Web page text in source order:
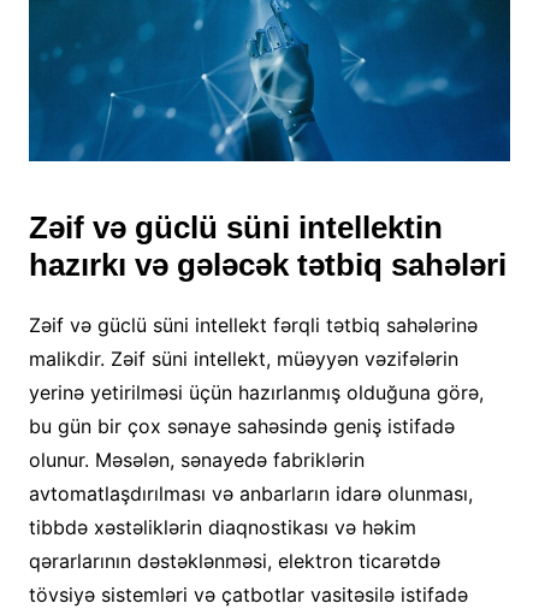
Zəif və güclü süni intellektin
hazırkı və gələcək tətbiq sahələri
Zəif və güclü süni intellekt fərqli tətbiq sahələrinə
malikdir. Zəif süni intellekt, müəyyən vəzifələrin
yerinə yetirilməsi üçün hazırlanmış olduğuna görə,
bu gün bir çox sənaye sahəsində geniş istifadə
olunur. Məsələn, sənayedə fabriklərin
avtomatlaşdırılması və anbarların idarə olunması,
tibbdə xəstəliklərin diaqnostikası və həkim
qərarlarının dəstəklənməsi, elektron ticarətdə
tövsiyə sistemləri və çatbotlar vasitəsilə istifadə